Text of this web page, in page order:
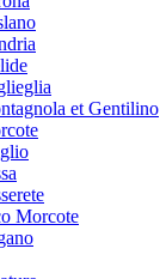
et Gentilino
Morcote